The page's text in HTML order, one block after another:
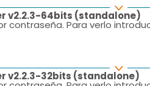
v2.2.3-64bits (standalone)
contraseña. Para verlo
v2.2.3-32bits (standalone)